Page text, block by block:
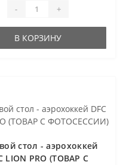
- +
В КОРЗИНУ
стол - аэрохоккей
LION PRO (ТОВАР С